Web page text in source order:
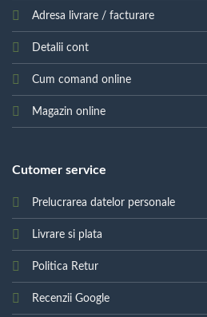
Adresa livrare / facturare
Detalii cont
Cum comand online
Magazin online
Cutomer service
Prelucrarea datelor personale
Livrare si plata
Politica Retur
Recenzii Google